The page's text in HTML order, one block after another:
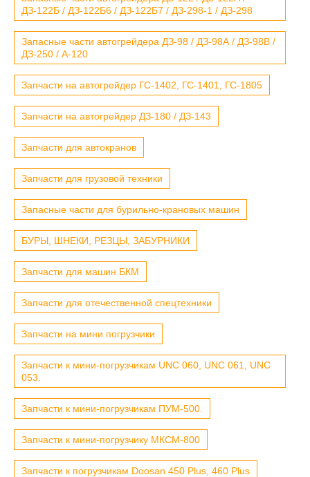
ДЗ-122Б / ДЗ-122Б6 / ДЗ-122Б7 / ДЗ-298-1 / ДЗ-298
Запасные части автогрейдера ДЗ-98 / ДЗ-98А / ДЗ-98В /
ДЗ-250 / А-120
Запчасти на автогрейдер ГС-1402, ГС-1401, ГС-1805
Запчасти на автогрейдер ДЗ-180 / ДЗ-143
Запчасти для автокранов
Запчасти для грузовой техники
Запасные части для бурильно-крановых машин
БУРЫ, ШНЕКИ, РЕЗЦЫ, ЗАБУРНИКИ
Запчасти для машин БКМ
Запчасти для отечественной спецтехники
Запчасти на мини погрузчики
Запчасти к мини-погрузчикам UNC 060, UNC 061, UNC
053.
Запчасти к мини-погрузчикам ПУМ-500.
Запчасти к мини-погрузчику МКСМ-800
Запчасти к погрузчикам Doosan 450 Plus, 460 Plus